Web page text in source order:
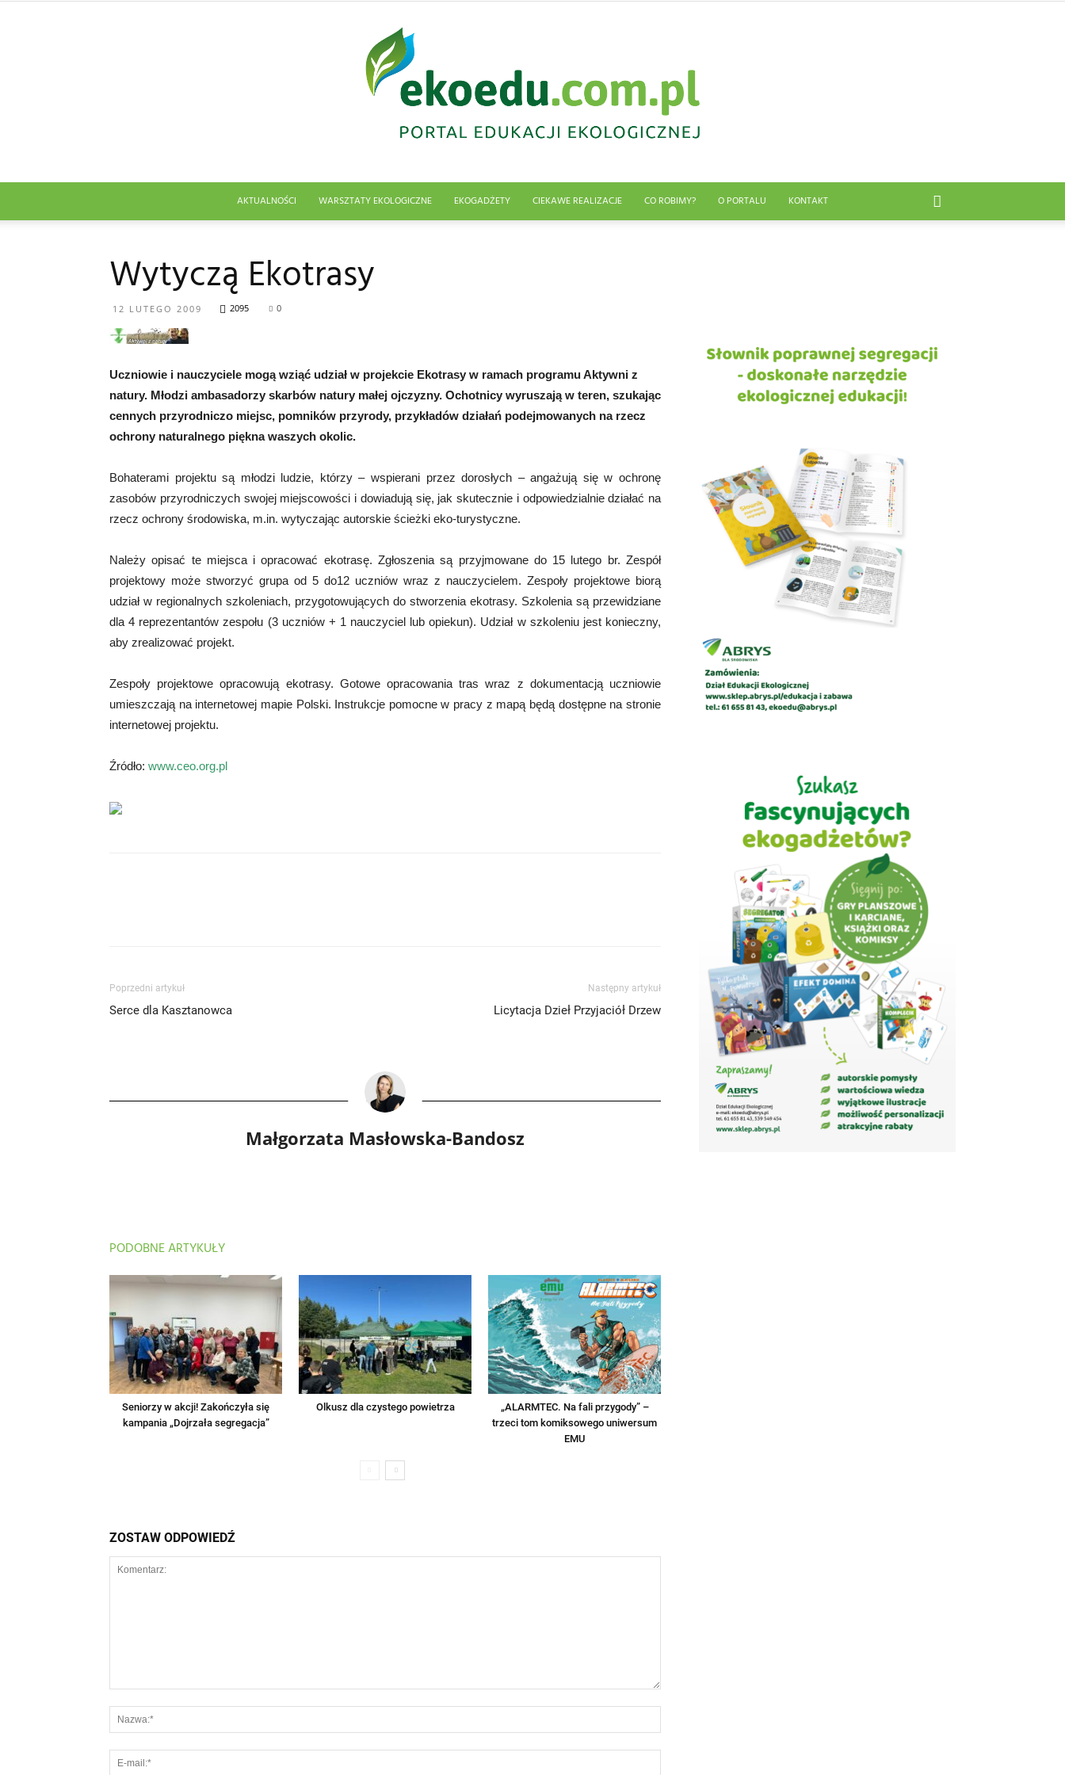
AKTUALNOŚCI WARSZTATY EKOLOGICZNE EKOGADŻETY CIEKAWE REALIZACJE CO ROBIMY? O PORTALU KONTAKT
Wytyczą Ekotrasy
12 LUTEGO 2009 2095 0
Uczniowie i nauczyciele mogą wziąć udział w projekcie Ekotrasy w ramach programu Aktywni z
natury. Młodzi ambasadorzy skarbów natury małej ojczyzny. Ochotnicy wyruszają w teren, szukając
cennych przyrodniczo miejsc, pomników przyrody, przykładów działań podejmowanych na rzecz
ochrony naturalnego piękna waszych okolic.
Bohaterami projektu są młodzi ludzie, którzy – wspierani przez dorosłych – angażują się w ochronę
zasobów przyrodniczych swojej miejscowości i dowiadują się, jak skutecznie i odpowiedzialnie działać na
rzecz ochrony środowiska, m.in. wytyczając autorskie ścieżki eko-turystyczne.
Należy opisać te miejsca i opracować ekotrasę. Zgłoszenia są przyjmowane do 15 lutego br. Zespół
projektowy może stworzyć grupa od 5 do12 uczniów wraz z nauczycielem. Zespoły projektowe biorą
udział w regionalnych szkoleniach, przygotowujących do stworzenia ekotrasy. Szkolenia są przewidziane
dla 4 reprezentantów zespołu (3 uczniów + 1 nauczyciel lub opiekun). Udział w szkoleniu jest konieczny,
aby zrealizować projekt.
Zespoły projektowe opracowują ekotrasy. Gotowe opracowania tras wraz z dokumentacją uczniowie
umieszczają na internetowej mapie Polski. Instrukcje pomocne w pracy z mapą będą dostępne na stronie
internetowej projektu.
Źródło: www.ceo.org.pl
Poprzedni artykuł
Serce dla Kasztanowca
Następny artykuł
Licytacja Dzieł Przyjaciół Drzew
Małgorzata Masłowska-Bandosz
PODOBNE ARTYKUŁY
Seniorzy w akcji! Zakończyła się
kampania „Dojrzała segregacja”
Olkusz dla czystego powietrza
„ALARMTEC. Na fali przygody” –
trzeci tom komiksowego uniwersum
EMU
ZOSTAW ODPOWIEDŹ